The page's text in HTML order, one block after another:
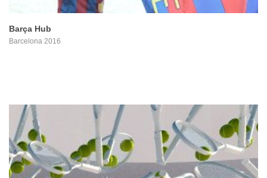
Barça Hub
Barcelona 2016